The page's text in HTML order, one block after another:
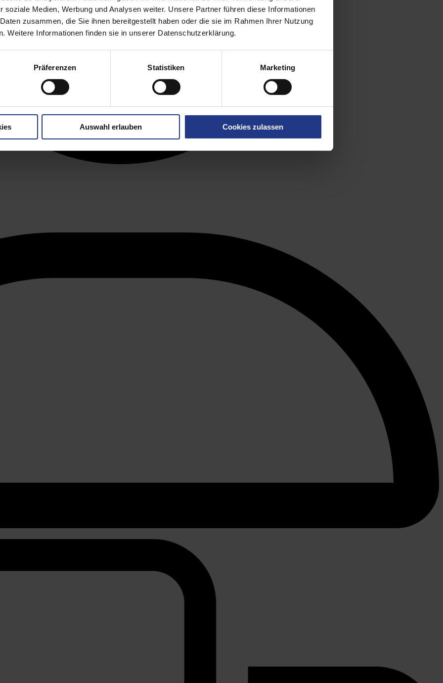
soziale Medien, Werbung und Analysen weiter. Unsere Partner führen diese Informationen
zusammen, die Sie ihnen bereitgestellt haben oder die sie im Rahmen Ihrer Nutzung
Weitere Informationen finden sie in unserer Datenschutzerklärung.
Präferenzen Statistiken Marketing
Auswahl erlauben Cookies zulassen